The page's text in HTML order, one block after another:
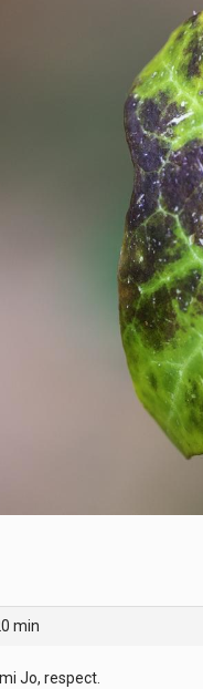
min
Jo, respect.